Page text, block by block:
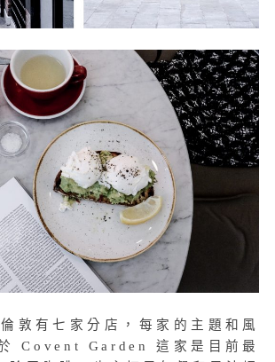
敦有七家分店，每家的主題和風
Covent Garden 這家是目前最